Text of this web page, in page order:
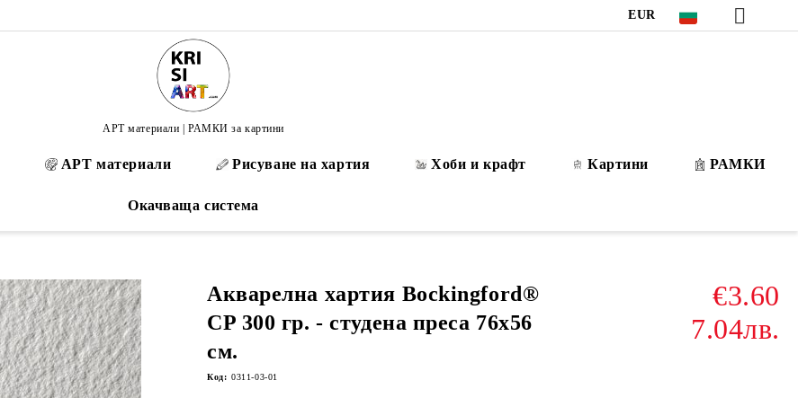
EUR
АРТ материали | РАМКИ за картини
АРТ материали Рисуване на хартия Хоби и крафт Картини РАМКИ
Окачваща система
Акварелна хартия Bockingford®
CP 300 гр. - студена преса 76х56
см.
€3.60
7.04лв.
Код: 0311-03-01